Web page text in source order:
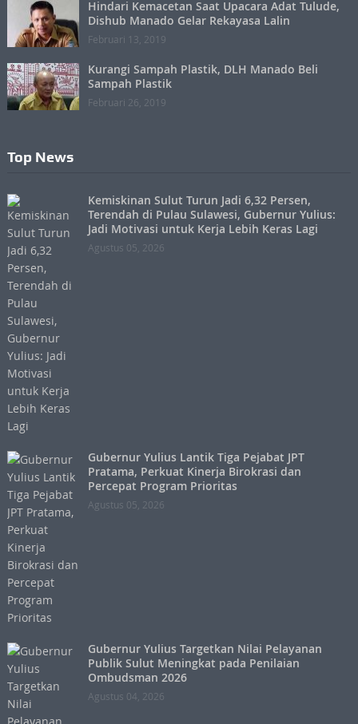
Hindari Kemacetan Saat Upacara Adat Tulude,
Dishub Manado Gelar Rekayasa Lalin
Februari 13, 2019
Kurangi Sampah Plastik, DLH Manado Beli
Sampah Plastik
Februari 26, 2019
Top News
Kemiskinan Sulut Turun Jadi 6,32 Persen,
Terendah di Pulau Sulawesi, Gubernur Yulius:
Jadi Motivasi untuk Kerja Lebih Keras Lagi
Agustus 05, 2026
Gubernur Yulius Lantik Tiga Pejabat JPT
Pratama, Perkuat Kinerja Birokrasi dan
Percepat Program Prioritas
Agustus 05, 2026
Gubernur Yulius Targetkan Nilai Pelayanan
Publik Sulut Meningkat pada Penilaian
Ombudsman 2026
Agustus 04, 2026